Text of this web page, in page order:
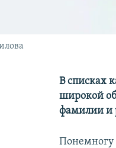
В списках
широкой
фамилии и
Понемногу